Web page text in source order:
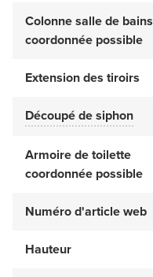
Colonne salle de bains
coordonnée possible
Extension des tiroirs
Découpé de siphon
Armoire de toilette
coordonnée possible
Numéro d'article web
Hauteur